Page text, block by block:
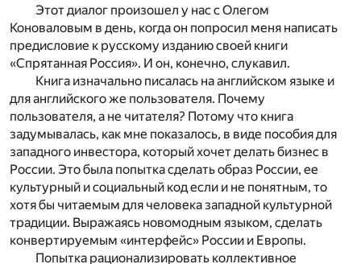
Этот диалог произошел у нас с Олегом
Коноваловым в день, когда он попросил меня написать
предисловие к русскому изданию своей книги
«Спрятанная Россия». И он, конечно, слукавил.
Книга изначально писалась на английском языке и
для английского же пользователя. Почему
пользователя, а не читателя? Потому что книга
задумывалась, как мне показалось, в виде пособия для
западного инвестора, который хочет делать бизнес в
России. Это была попытка сделать образ России, ее
культурный и социальный код если и не понятным, то
хотя бы читаемым для человека западной культурной
традиции. Выражаясь новомодным языком, сделать
конвертируемым «интерфейс» России и Европы.
Попытка рационализировать коллективное